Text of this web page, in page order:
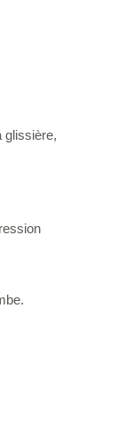
glissière,